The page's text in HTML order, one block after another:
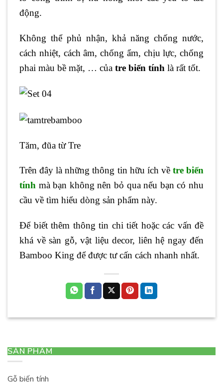
động.
Không thể phủ nhận, khả năng chống nước,
cách nhiệt, cách âm, chống ẩm, chịu lực, chống
phai màu bề mặt, … của tre biến tính là rất tốt.
Tăm, đũa từ Tre
Trên đây là những thông tin hữu ích về tre biến
tính mà bạn không nên bỏ qua nếu bạn có nhu
cầu về tìm hiểu dòng sản phẩm này.
Để biết thêm thông tin chi tiết hoặc các vấn đề
khá về sàn gỗ, vật liệu decor, liên hệ ngay đến
Bamboo King để được tư cấn cách nhanh nhất.
SẢN PHẨM
Gỗ biến tính